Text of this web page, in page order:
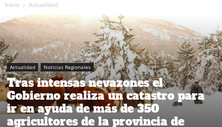
Inicio Actualidad
Actualidad Noticias Regionales
Tras intensas nevazones el
Gobierno realiza un catastro para
ir en ayuda de más de 350
agricultores de la provincia de